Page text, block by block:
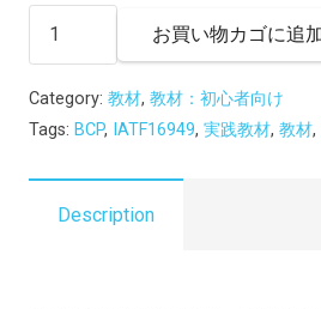
で内部監査・サプライヤ監査を実
成しました。
リスク洗い出し、顧客供給への影
替手段、訓練、見直しまでを9ス
そのままお使いいただけます。
材
No.10】
BCP・
お買い物カゴに追
Category: 教材, 教材：初心者向け
Tags: BCP, IATF16949, 実践教材, 教材,
Description